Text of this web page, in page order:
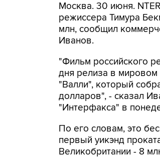
Москва. 30 июня.
режиссера Тимура
млн, сообщил
Иванов.
"Фильм российского
дня релиза в мировом
"Валли", который
долларов", - сказал
"Интерфакса" в
По его словам, это
первый уикэнд
Великобритании - 8